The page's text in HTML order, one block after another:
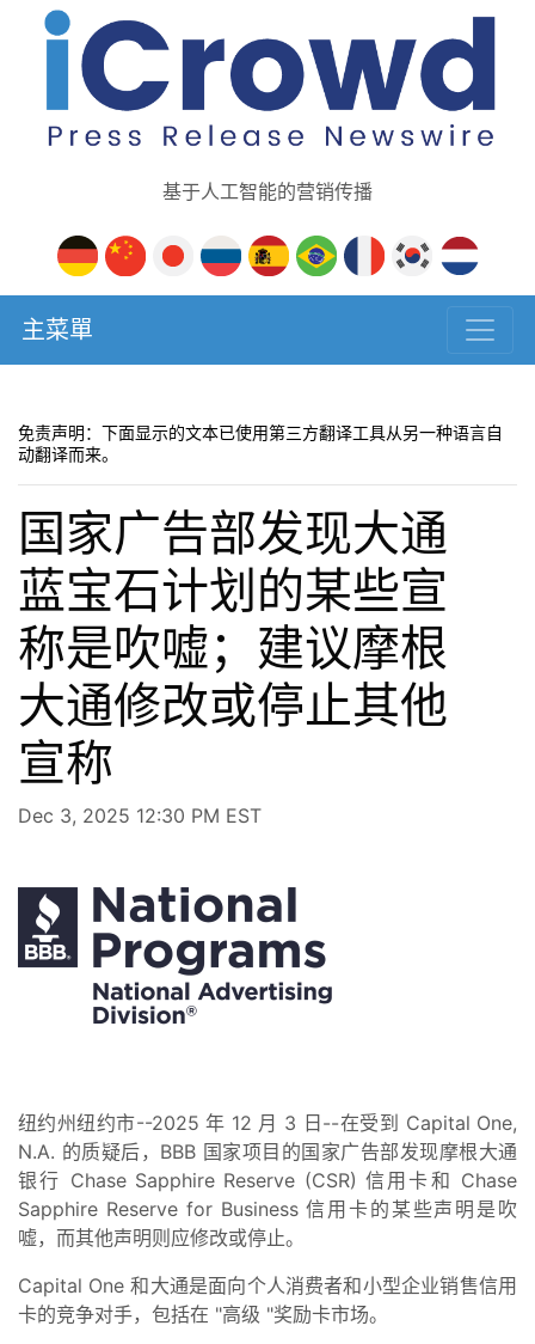
基于人工智能的营销传播
主菜單
免责声明：下面显示的文本已使用第三方翻译工具从另一种语言自
动翻译而来。
国家广告部发现大通
蓝宝石计划的某些宣
称是吹嘘；建议摩根
大通修改或停止其他
宣称
Dec 3, 2025 12:30 PM EST
纽约州纽约市--2025 年 12 月 3 日--在受到 Capital One,
N.A. 的质疑后，BBB 国家项目的国家广告部发现摩根大通
银行 Chase Sapphire Reserve (CSR) 信用卡和 Chase
Sapphire Reserve for Business 信用卡的某些声明是吹
嘘，而其他声明则应修改或停止。
Capital One 和大通是面向个人消费者和小型企业销售信用
卡的竞争对手，包括在 "高级 "奖励卡市场。